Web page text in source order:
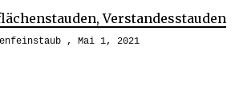
Verstandesstauden
Mai 1, 2021